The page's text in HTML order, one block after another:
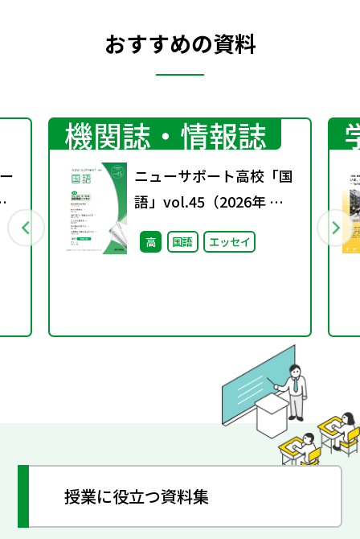
おすすめの資料
機関誌・情報誌
ニューサポート高校「国
語」vol.45（2026年 春
号）
高 国語 エッセイ
授業に役立つ資料集